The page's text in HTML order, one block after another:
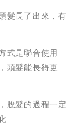
髮長了出來，有
式是聯合使用
頭髮能長得更
脫髮的過程一定